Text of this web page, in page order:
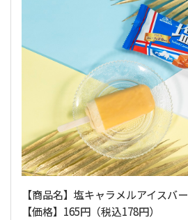
【商品名】塩キャラメルアイスバー
【価格】165円（税込178円）